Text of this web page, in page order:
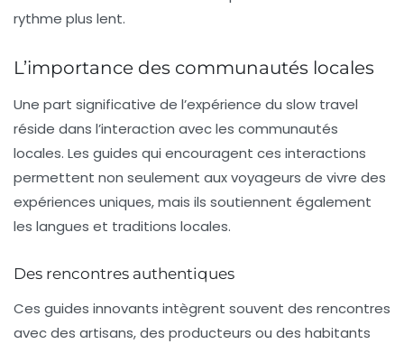
rythme plus lent.
L’importance des communautés locales
Une part significative de l’expérience du slow travel
réside dans l’interaction avec les communautés
locales. Les guides qui encouragent ces interactions
permettent non seulement aux voyageurs de vivre des
expériences uniques, mais ils soutiennent également
les langues et traditions locales.
Des rencontres authentiques
Ces guides innovants intègrent souvent des rencontres
avec des artisans, des producteurs ou des habitants